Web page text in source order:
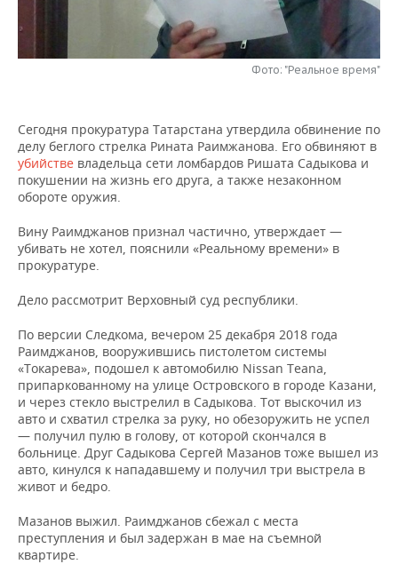
НЕФТЬ
ЭНЕРГЕТИКА
РОЗНИЧНАЯ ТОРГОВЛЯ
НОВОСТИ ТЕХНОЛОГИЙ
ТЕЛЕКОММУНИКАЦИИ
МЕРОПРИЯТИЯ
БИЗНЕС-БРАНЧИ
ONLINE-КОНФЕРЕНЦИИ
ОТКРЫТАЯ ЛЕКЦИЯ
ФУТБОЛ
ХОККЕЙ
БАСКЕТБОЛ
ВОЛЕЙБОЛ
ФИГУРНОЕ КАТАНИЕ
ВОДНЫЕ ВИДЫ СПОРТА
ХОККЕЙ С МЯЧОМ
НОВОСТИ ОБЩЕСТВА
ВЛАСТЬ
ИНФРАСТРУКТУРА
ИСТОРИЯ
МЕДИЦИНА
ОБРАЗОВАНИЕ
ПРОИСШЕСТВИЯ
ФОТОГАЛЕРЕЯ
СЮЖЕТЫ
СПРАВОЧНИК
СПИСОК ПЕРСОН
Фото: "Реальное время"
Сегодня прокуратура Татарстана утвердила обвинение по
делу беглого стрелка Рината Раимжанова. Его обвиняют в
убийстве владельца сети ломбардов Ришата Садыкова и
покушении на жизнь его друга, а также незаконном
обороте оружия.
Вину Раимджанов признал частично, утверждает —
убивать не хотел, пояснили «Реальному времени» в
прокуратуре.
Дело рассмотрит Верховный суд республики.
По версии Следкома, вечером 25 декабря 2018 года
Раимджанов, вооружившись пистолетом системы
«Токарева», подошел к автомобилю Nissan Teana,
припаркованному на улице Островского в городе Казани,
и через стекло выстрелил в Садыкова. Тот выскочил из
авто и схватил стрелка за руку, но обезоружить не успел
— получил пулю в голову, от которой скончался в
больнице. Друг Садыкова Сергей Мазанов тоже вышел из
авто, кинулся к нападавшему и получил три выстрела в
живот и бедро.
Мазанов выжил. Раимджанов сбежал с места
преступления и был задержан в мае на съемной
квартире.